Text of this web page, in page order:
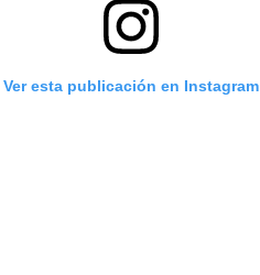
Ver esta publicación en Instagram